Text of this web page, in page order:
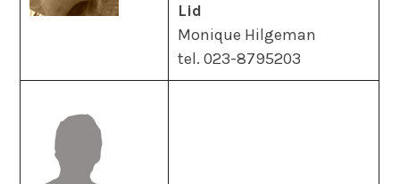
Lid
Monique Hilgeman
tel. 023-8795203